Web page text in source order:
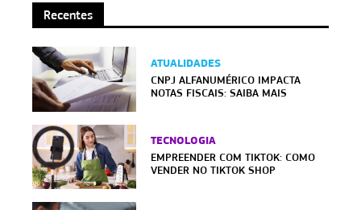
Recentes
ATUALIDADES
CNPJ ALFANUMÉRICO IMPACTA
NOTAS FISCAIS: SAIBA MAIS
TECNOLOGIA
EMPREENDER COM TIKTOK: COMO
VENDER NO TIKTOK SHOP